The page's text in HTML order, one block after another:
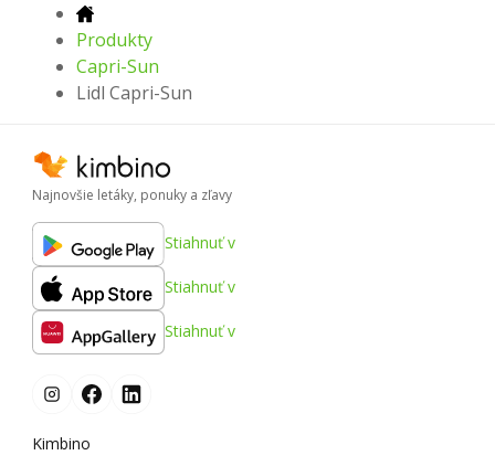
Produkty
Capri-Sun
Lidl Capri-Sun
Najnovšie letáky, ponuky a zľavy
Stiahnuť v
Stiahnuť v
Stiahnuť v
Kimbino